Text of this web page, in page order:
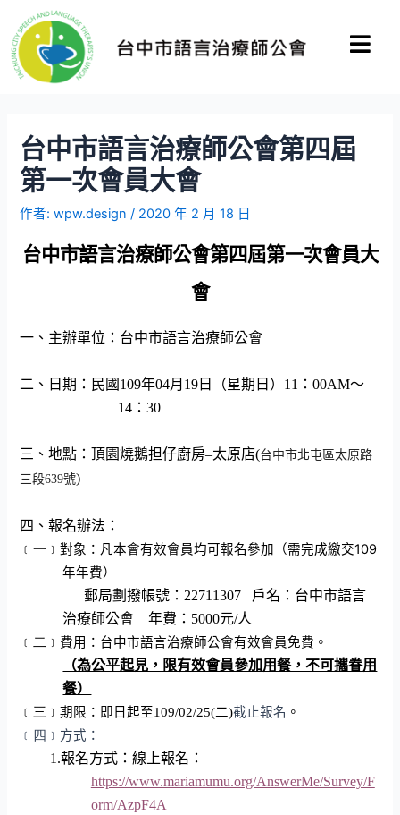
台中市語言治療師公會第四屆
第一次會員大會
作者:wpw.design/ 2020 年 2 月 18 日
台中市語言治療師公會第四屆第一次會員大
會
一、主辦單位：台中市語言治療師公會
二、 日期：民國 109年04月 19 日（星期日） 11 ：00AM～
14 ：30
三、地點： 頂園燒鵝担仔廚房–太原店(台中市北屯區太原路
三段639號)
四、報名辦法：
﹝一﹞對象： 凡本會有效會員均可報名參加（需完成繳交109
年年費）
郵局劃撥帳號： 22711307 戶名：台中市語言
治療師公會
年費： 5000元/人
﹝二﹞ 費用：台中市語言治療師公會有效會員免費。
（為公平起見，限有效會員參加用餐，不可攜眷用
餐）
﹝三﹞期限：即日起至109/02/25(二)截止報名 。
﹝四﹞ 方式：
1.報名方式：線上報名：
https://www.mariamumu.org/AnswerMe/Survey/F
orm/AzpF4A